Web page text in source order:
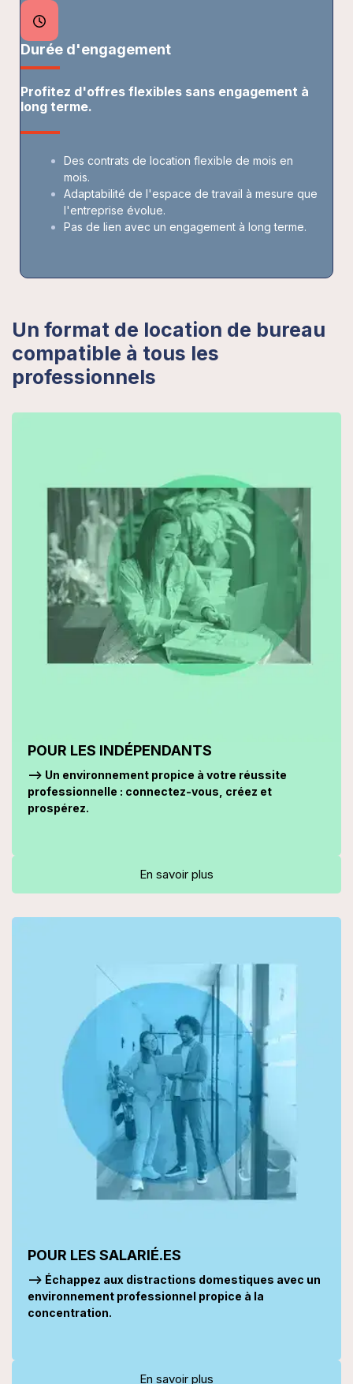
Durée d'engagement
Profitez d'offres flexibles sans engagement à
long terme.
Des contrats de location flexible de mois en
mois.
Adaptabilité de l'espace de travail à mesure que
l'entreprise évolue.
Pas de lien avec un engagement à long terme.
Un format de location de bureau
compatible à tous les
professionnels
POUR LES INDÉPENDANTS
--> Un environnement propice à votre réussite
professionnelle : connectez-vous, créez et
prospérez.
En savoir plus
POUR LES SALARIÉ.ES
--> Échappez aux distractions domestiques avec un
environnement professionnel propice à la
concentration.
En savoir plus